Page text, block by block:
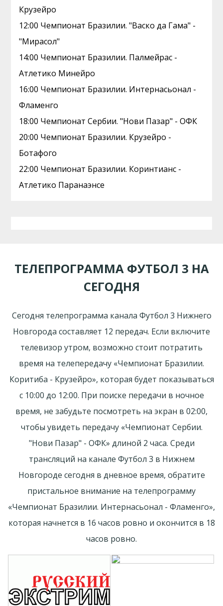
Крузейро
12:00 Чемпионат Бразилии. "Васко да Гама" -
"Мирасол"
14:00 Чемпионат Бразилии. Палмейрас -
Атлетико Минейро
16:00 Чемпионат Бразилии. Интернасьонал -
Фламенго
18:00 Чемпионат Сербии. "Нови Пазар" - ОФК
20:00 Чемпионат Бразилии. Крузейро -
Ботафого
22:00 Чемпионат Бразилии. Коринтианс -
Атлетико Паранаэнсе
ТЕЛЕПРОГРАММА ФУТБОЛ 3 НА
СЕГОДНЯ
Сегодня телепрограмма канала Футбол 3 Нижнего
Новгорода составляет 12 передач. Если включите
телевизор утром, возможно стоит потратить
время на телепередачу «Чемпионат Бразилии.
Коритиба - Крузейро», которая будет показываться
с 10:00 до 12:00. При поиске передачи в ночное
время, не забудьте посмотреть на экран в 02:00,
чтобы увидеть передачу «Чемпионат Сербии.
"Нови Пазар" - ОФК» длиной 2 часа. Среди
трансляций на канале Футбол 3 в Нижнем
Новгороде сегодня в дневное время, обратите
пристальное внимание на телепрограмму
«Чемпионат Бразилии. Интернасьонал - Фламенго»,
которая начнется в 16 часов ровно и окончится в 18
часов ровно.